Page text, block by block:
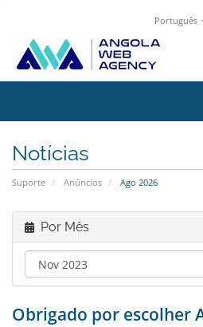
Português
Notícias
Suporte Anúncios Ago 2026
Por Mês
Obrigado por escolher